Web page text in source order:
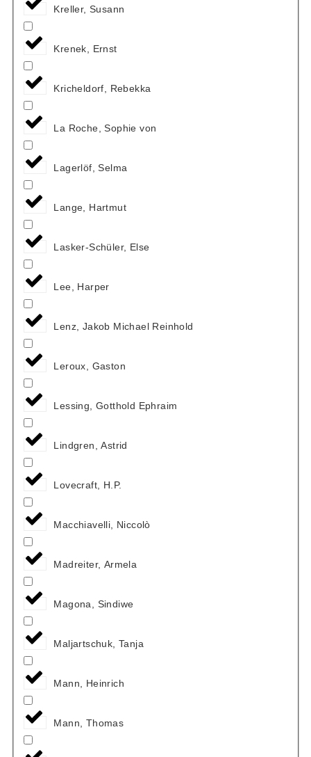
Kreller, Susann
Krenek, Ernst
Kricheldorf, Rebekka
La Roche, Sophie von
Lagerlöf, Selma
Lange, Hartmut
Lasker-Schüler, Else
Lee, Harper
Lenz, Jakob Michael Reinhold
Leroux, Gaston
Lessing, Gotthold Ephraim
Lindgren, Astrid
Lovecraft, H.P.
Macchiavelli, Niccolò
Madreiter, Armela
Magona, Sindiwe
Maljartschuk, Tanja
Mann, Heinrich
Mann, Thomas